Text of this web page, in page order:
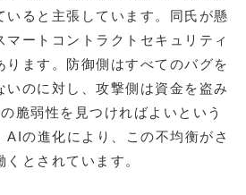
いると主張しています。同氏が懸
ートコントラクトセキュリティ
ります。防御側はすべてのバグを
いのに対し、攻撃側は資金を盗み
脆弱性を見つければよいという
AIの進化により、この不均衡がさ
とされています。